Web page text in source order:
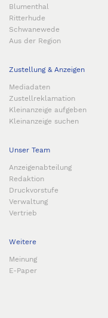
Blumenthal
Ritterhude
Schwanewede
Aus der Region
Zustellung & Anzeigen
Mediadaten
Zustellreklamation
Kleinanzeige aufgeben
Kleinanzeige suchen
Unser Team
Anzeigenabteilung
Redaktion
Druckvorstufe
Verwaltung
Vertrieb
Weitere
Meinung
E-Paper